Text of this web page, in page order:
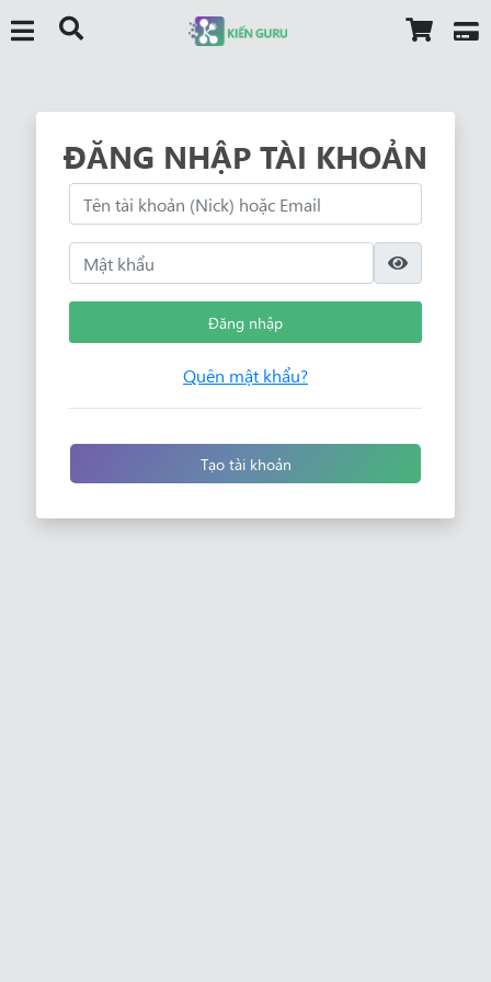
ĐĂNG NHẬP TÀI KHOẢN
Đăng nhập
Quên mật khẩu?
Tạo tài khoản